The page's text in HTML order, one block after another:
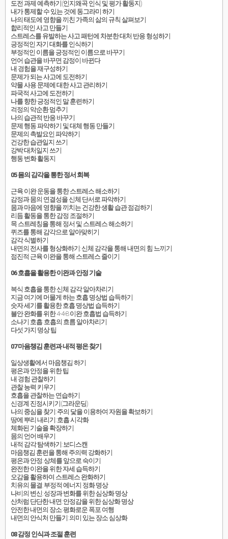
도전 과제 예측하기(인지왜곡 인식 및 평가 활동지)
내가 통제할 수 있는 것에 동그라미 하기
나의 태도에 영향을 끼친 가족의 삶의 규칙 살펴보기
합리적인 사고 만들기
스트레스를 유발하는 사고 패턴에 차분한 대처 반응 형성하기
긍정적인 자기 대화를 인식하기
부정적인 이름을 긍정적인 이름으로 바꾸기
언어 습관을 바꾸면 감정이 바뀐다
내 경험을 재구성하기
문제가 되는 사고에 도전하기
약물 사용 문제에 대한 사고 관리하기
파국적 사고에 도전하기
나를 향한 긍정적인 말 훈련하기
걱정의 악순환 멈추기
나의 습관적 반응 바꾸기
문제 행동 파악하기 및 대체 행동 만들기
문제의 촉발요인 파악하기
건강한 습관일지 쓰기
강박 대처일지 쓰기
행동 변화 활동지
05 몸의 감각을 통한 정서 회복
근육 이완 운동을 통한 스트레스 해소하기
감정과 몸의 연결성을 신체 단서로 파악하기
몸과 마음에 영향을 끼치는 건강한 생활 습관 점검하기
리듬 활동을 통한 감정 조절하기
목 스트레칭을 통해 정서 및 스트레스 해소하기
퀴즈를 통해 감각으로 알아맞히기
감각 식별하기
내면의 전사를 형상화하기: 신체 감각을 통해 내면의 힘 느끼기
점진적 근육 이완을 통해 스트레스 줄이기
06 호흡을 활용한 이완과 안정 기술
복식 호흡을 통한 신체 감각 알아차리기
지금 여기에 머물게 하는 호흡 명상법 습득하기
숫자 세기를 활용한 호흡 명상법 습득하기
불안 완화를 위한 4-4-8 이완 호흡법 습득하기
소나기 호흡: 호흡의 흐름 알아차리기
다섯 가지 명상 팁
07 마음챙김 훈련과 내적 평온 찾기
일상생활에서 마음챙김 하기
평온과 안정을 위한 팁
내 경험 관찰하기
관찰 능력 키우기
호흡을 관찰하는 연습하기
신경계 진정시키기(그라운딩)
나의 중심을 찾기: 주의 닻을 이용하여 자원을 확보하기
땅에 뿌리 내리기: 호흡 시각화
체화된 기술을 확장하기
몸의 언어 배우기
내적 감각 탐색하기: 보디스캔
마음챙김 훈련을 통해 주의력 강화하기
평온과 안정: 상체를 앞으로 숙이기
완전한 이완을 위한 자세 습득하기
오감을 활용하여 스트레스 완화하기
치유의 물결: 부정적 에너지 정화 명상
나비의 변신: 성장과 변화를 위한 심상화 명상
산처럼 단단한 내면: 안정감을 위한 심상화 명상
안전한 내면의 장소: 평화로운 폭포 여행
내면의 안식처 만들기: 의미 있는 장소 심상화
08 감정 인식과 조절 훈련